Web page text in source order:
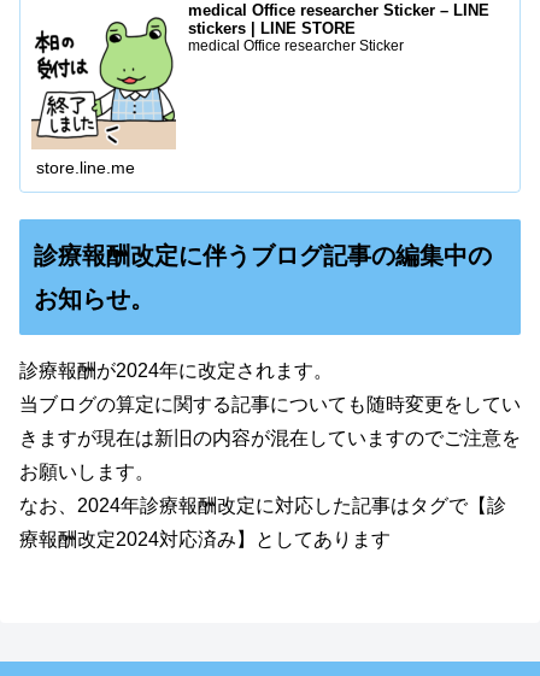
medical Office researcher Sticker – LINE
stickers | LINE STORE
medical Office researcher Sticker
store.line.me
診療報酬改定に伴うブログ記事の編集中の
お知らせ。
診療報酬が2024年に改定されます。
当ブログの算定に関する記事についても随時変更をしてい
きますが現在は新旧の内容が混在していますのでご注意を
お願いします。
なお、2024年診療報酬改定に対応した記事はタグで【診
療報酬改定2024対応済み】としてあります